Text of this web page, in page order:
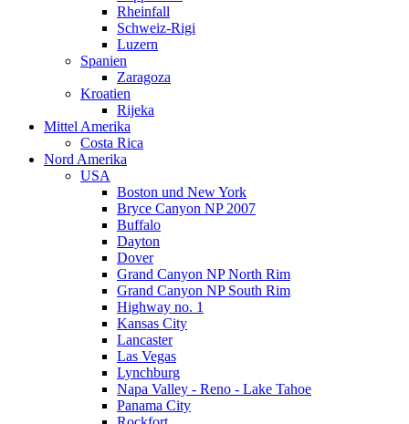
Rheinfall
Schweiz-Rigi
Luzern
Spanien
Zaragoza
Kroatien
Rijeka
Mittel Amerika
Costa Rica
Nord Amerika
USA
Boston und New York
Bryce Canyon NP 2007
Buffalo
Dayton
Dover
Grand Canyon NP North Rim
Grand Canyon NP South Rim
Highway no. 1
Kansas City
Lancaster
Las Vegas
Lynchburg
Napa Valley - Reno - Lake Tahoe
Panama City